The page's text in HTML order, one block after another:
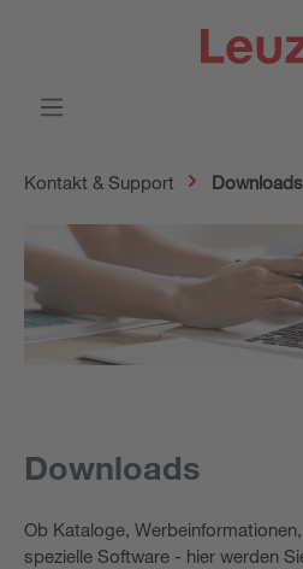
Kontakt & Support Downloads
Downloads
Ob Kataloge,
spezielle Software - hier werden